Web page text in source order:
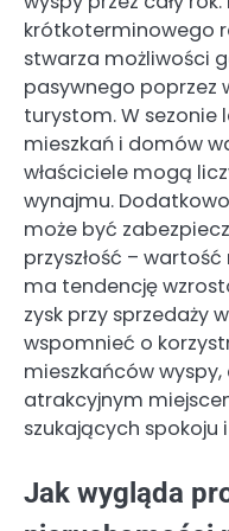
krótkoterminowego
stwarza możliwości
pasywnego poprzez
turystom. W
mieszkań i domów
właściciele mogą
wynajmu.
może być
przyszłość –
ma tendencję
zysk przy sprzedaży
wspomnieć o
mieszkańców
atrakcyjnym
szukających
Jak wygląda